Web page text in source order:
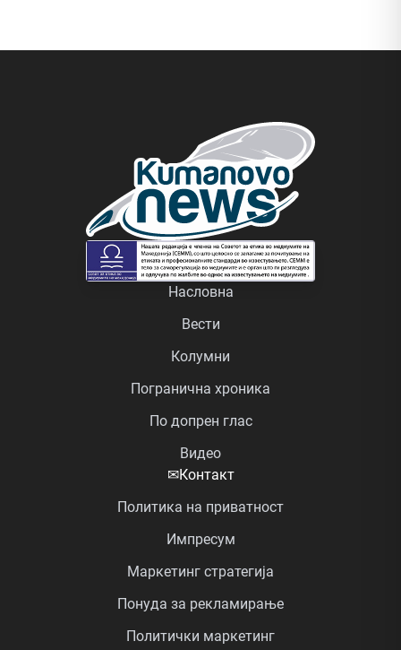
Насловна
Вести
Колумни
Погранична хроника
По допрен глас
Видео
✉Контакт
Политика на приватност
Импресум
Маркетинг стратегија
Понуда за рекламирање
Политички маркетинг